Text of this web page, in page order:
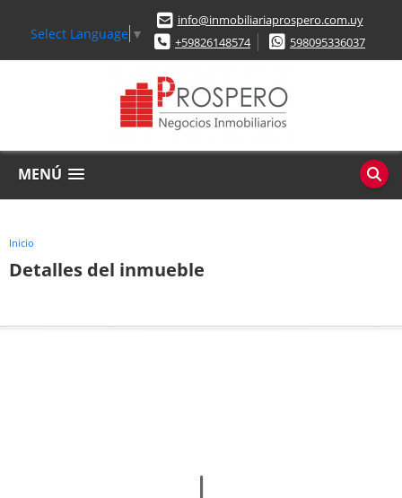
Select Language ▼
info@inmobiliariaprospero.com.uy
+59826148574
598095336037
MENÚ
Inicio
Detalles del inmueble